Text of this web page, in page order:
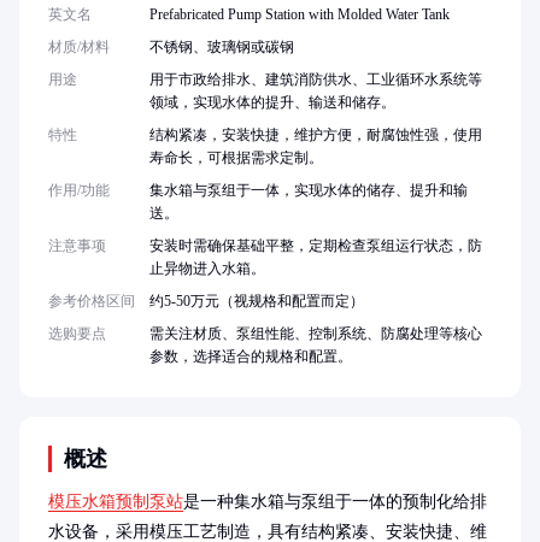
概述
模压水箱预制泵站是一种集水箱与泵组于一体的预制化给排
水设备，采用模压工艺制造，具有结构紧凑、安装快捷、维
英文名
Prefabricated Pump Station with Molded Water Tank
材质/材料
不锈钢、玻璃钢或碳钢
用途
用于市政给排水、建筑消防供水、工业循环水系统等
领域，实现水体的提升、输送和储存。
特性
结构紧凑，安装快捷，维护方便，耐腐蚀性强，使用
寿命长，可根据需求定制。
作用/功能
集水箱与泵组于一体，实现水体的储存、提升和输
送。
注意事项
安装时需确保基础平整，定期检查泵组运行状态，防
止异物进入水箱。
参考价格区间
约5-50万元（视规格和配置而定）
选购要点
需关注材质、泵组性能、控制系统、防腐处理等核心
参数，选择适合的规格和配置。